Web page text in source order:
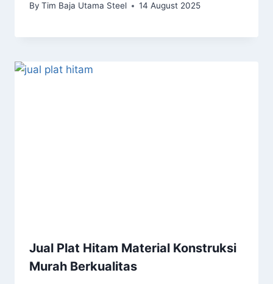
By Tim Baja Utama Steel 14 August 2025
Jual Plat Hitam Material Konstruksi
Murah Berkualitas